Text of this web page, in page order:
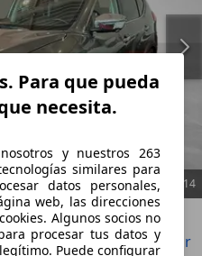
14
DCT TEKNA
Guardar Compartir
Para que pueda
necesita.
y nuestros 263
similares para
datos personales,
web, las direcciones
Algunos socios no
procesar tus datos y
Puede configurar